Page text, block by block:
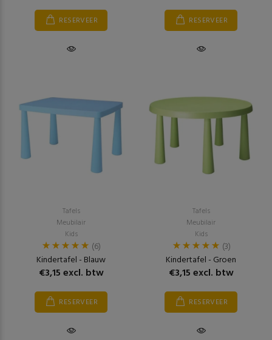
RESERVEER RESERVEER
Tafels
Meubilair
Kids
(6)
Kindertafel - Blauw
€3,15 excl. btw
RESERVEER
Tafels
Meubilair
Kids
(3)
Kindertafel - Groen
€3,15 excl. btw
RESERVEER